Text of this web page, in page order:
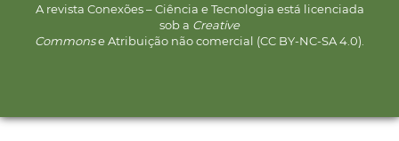
A revista Conexões – Ciência e Tecnologia está licenciada
sob a Creative
Commonse Atribuição não comercial (CC BY-NC-SA 4.0).